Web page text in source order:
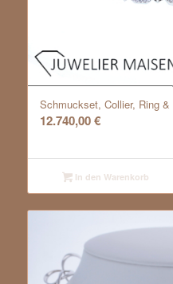
Schmuckset, Collier, Ring
12.740,00€
In den Warenkorb